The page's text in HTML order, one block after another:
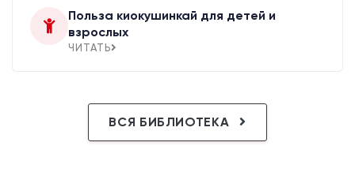
Польза киокушинкай для детей и
взрослых
ЧИТАТЬ
ВСЯ БИБЛИОТЕКА